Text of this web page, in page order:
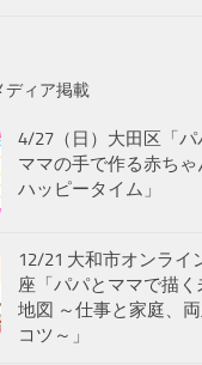
ディア掲載
4/27（日）大田区「パ
ママの手で作る赤ちゃ
ハッピータイム」
12/21 大和市オンライ
座「パパとママで描く
地図 ～仕事と家庭、
コツ～」